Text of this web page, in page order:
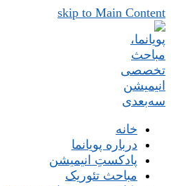
skip to Main Content
خانه
درباره پویانما
پادکستِ انیمیشن
مباحث تئوریک